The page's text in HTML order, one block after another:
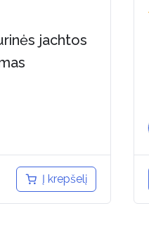
jachtos
Į krepšelį